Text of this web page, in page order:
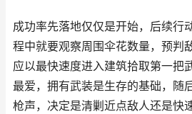
成功率先落地仅仅是开始，后续行
程中就要观察周围伞花数量，预判
应以最快速度进入建筑拾取第一把
最爱，拥有武装是生存的基础，随
枪声，决定是清剿近点敌人还是快